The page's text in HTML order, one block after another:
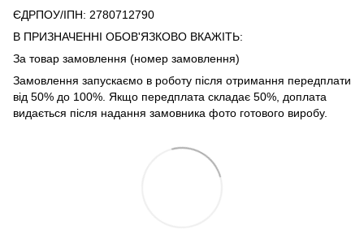
ЄДРПОУ/ІПН: 2780712790
В ПРИЗНАЧЕННІ ОБОВ'ЯЗКОВО ВКАЖІТЬ:
За товар замовлення (номер замовлення)
Замовлення запускаємо в роботу після отримання передплати
від 50% до 100%. Якщо передплата складає 50%, доплата
видається після надання замовника фото готового виробу.